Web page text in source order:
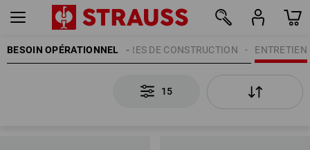
BESOIN OPÉRATIONNEL ENTRETIEN
ACCESSOIRES DE CONSTRUCTION
15